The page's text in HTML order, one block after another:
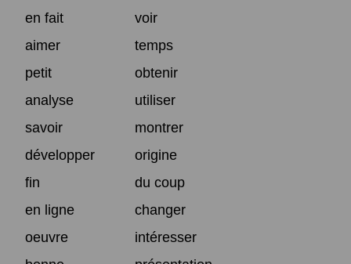
en fait
voir
aimer
temps
petit
obtenir
analyse
utiliser
savoir
montrer
développer
origine
fin
du coup
en ligne
changer
oeuvre
intéresser